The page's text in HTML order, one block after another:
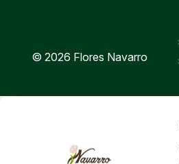
© 2026 Flores Navarro